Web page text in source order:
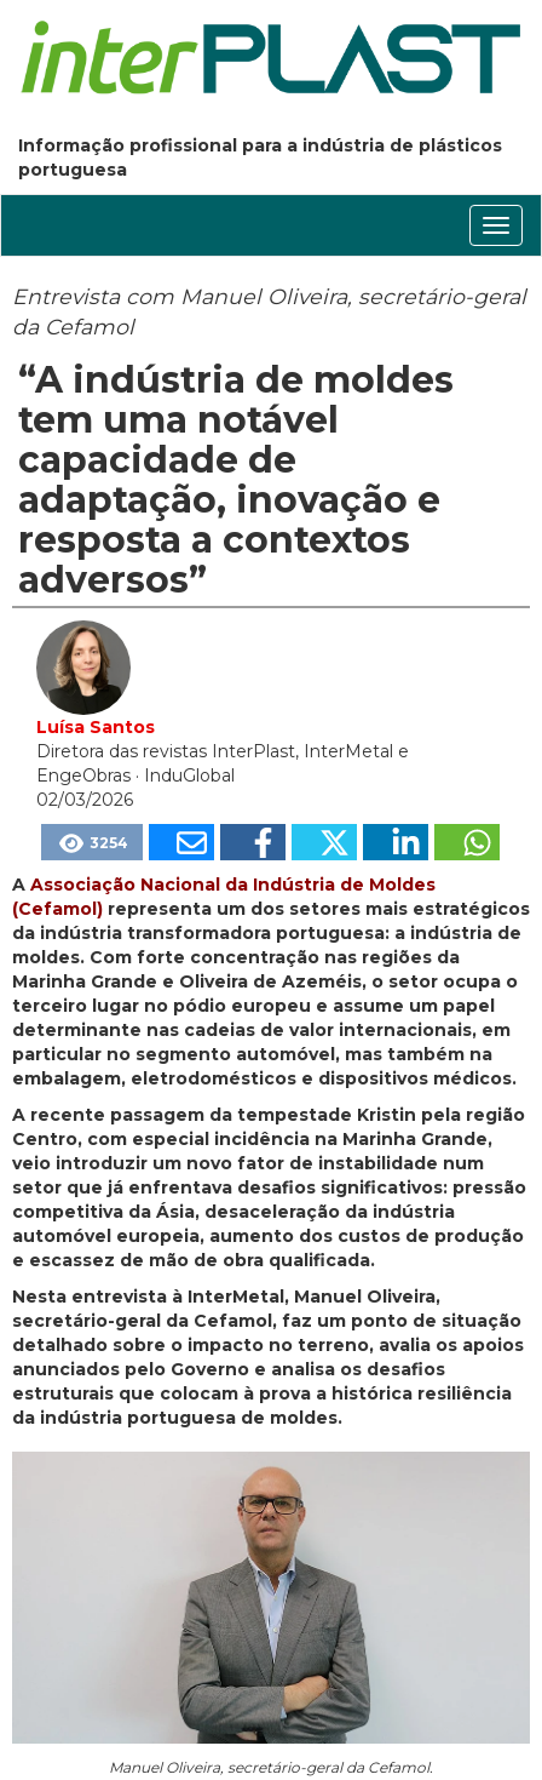
Informação profissional para a indústria de plásticos
portuguesa
Entrevista com Manuel Oliveira, secretário-geral
da Cefamol
“A indústria de moldes
tem uma notável
capacidade de
adaptação, inovação e
resposta a contextos
adversos”
Luísa Santos
Diretora das revistas InterPlast, InterMetal e
EngeObras · InduGlobal
02/03/2026
3254
A Associação Nacional da Indústria de Moldes
(Cefamol) representa um dos setores mais estratégicos
da indústria transformadora portuguesa: a indústria de
moldes. Com forte concentração nas regiões da
Marinha Grande e Oliveira de Azeméis, o setor ocupa o
terceiro lugar no pódio europeu e assume um papel
determinante nas cadeias de valor internacionais, em
particular no segmento automóvel, mas também na
embalagem, eletrodomésticos e dispositivos médicos.
A recente passagem da tempestade Kristin pela região
Centro, com especial incidência na Marinha Grande,
veio introduzir um novo fator de instabilidade num
setor que já enfrentava desafios significativos: pressão
competitiva da Ásia, desaceleração da indústria
automóvel europeia, aumento dos custos de produção
e escassez de mão de obra qualificada.
Nesta entrevista à InterMetal, Manuel Oliveira,
secretário-geral da Cefamol, faz um ponto de situação
detalhado sobre o impacto no terreno, avalia os apoios
anunciados pelo Governo e analisa os desafios
estruturais que colocam à prova a histórica resiliência
da indústria portuguesa de moldes.
Manuel Oliveira, secretário-geral da Cefamol.